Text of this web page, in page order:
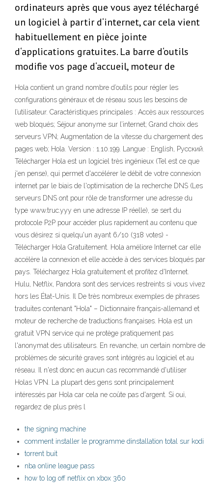
ordinateurs après que vous ayez téléchargé
un logiciel à partir d‘internet, car cela vient
habituellement en pièce jointe
d‘applications gratuites. La barre d‘outils
modifie vos page d‘accueil, moteur de
Hola contient un grand nombre d’outils pour régler les
configurations généraux et de réseau sous les besoins de
l’utilisateur. Caractéristiques principales : Accès aux ressources
web bloqués; Séjour anonyme sur l’internet; Grand choix des
serveurs VPN; Augmentation de la vitesse du chargement des
pages web; Hola. Version : 1.10.199. Langue : English, Русский.
Télécharger Hola est un logiciel très ingénieux (Tel est ce que
j'en pense), qui permet d'accélérer le débit de votre connexion
internet par le biais de l'optimisation de la recherche DNS (Les
serveurs DNS ont pour rôle de transformer une adresse du
type www.truc.yyy en une adresse IP réelle), se sert du
protocole P2P pour accéder plus rapidement au contenu que
vous désirez si quelqu'un ayant 6/10 (318 votes) -
Télécharger Hola Gratuitement. Hola améliore Internet car elle
accélère la connexion et elle accède à des services bloqués par
pays. Téléchargez Hola gratuitement et profitez d'Internet.
Hulu, Netflix, Pandora sont des services restreints si vous vivez
hors les État-Unis. Il De très nombreux exemples de phrases
traduites contenant "Hola" – Dictionnaire français-allemand et
moteur de recherche de traductions françaises. Hola est un
gratuit VPN service qui ne protège pratiquement pas
l'anonymat des utilisateurs. En revanche, un certain nombre de
problèmes de sécurité graves sont intégrés au logiciel et au
réseau. Il n'est donc en aucun cas recommandé d'utiliser
Holas VPN. La plupart des gens sont principalement
intéressés par Hola car cela ne coûte pas d'argent. Si oui,
regardez de plus près l
the signing machine
comment installer le programme dinstallation total sur kodi
torrent buit
nba online league pass
how to log off netflix on xbox 360